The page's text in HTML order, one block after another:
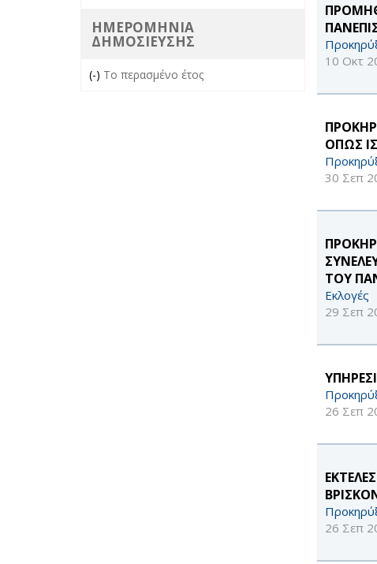
10 Οκτ
ΟΠΩΣ
30 Σεπ
ΤΟΥ
Εκλογές
29 Σεπ
26 Σεπ
26 Σεπ
ΗΜΕΡΟΜΗΝΙΑ
ΔΗΜΟΣΙΕΥΣΗΣ
(-) Remove Το περασμένο έτος filter
Το περασμένο έτος